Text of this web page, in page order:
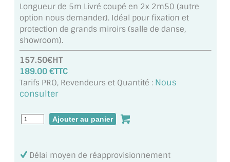
MIROIR SUR MESURE
MIROIR VIEILLI
MIROIR DÉCORATIF DE COULEUR
LOTS DE MIROIRS EN MOZAÏQUE
MIROIR DE SALLE DE BAIN
Longueur de 5m Livré coupé en 2x 2m50 (autre
option nous demander). Idéal pour fixation et
protection de grands miroirs (salle de danse,
showroom).
157.50€HT
189.00 €TTC
Tarifs PRO, Revendeurs et Quantité : Nous
consulter
Délai moyen de réapprovisionnement